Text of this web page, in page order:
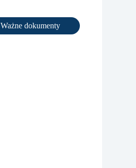
Ważne dokumenty